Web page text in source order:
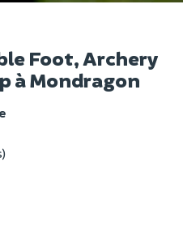
Foot, Archery
à Mondragon